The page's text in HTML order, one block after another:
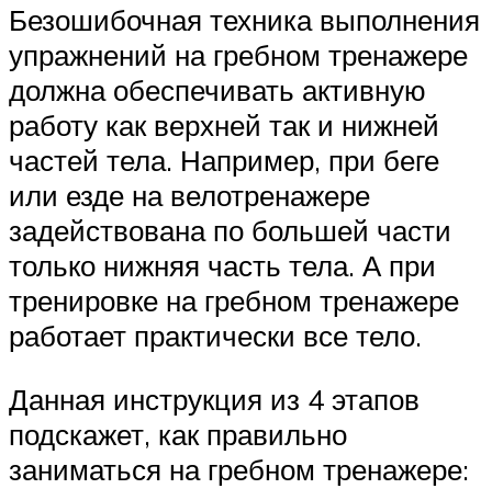
Безошибочная техника выполнения
упражнений на гребном тренажере
должна обеспечивать активную
работу как верхней так и нижней
частей тела. Например, при беге
или езде на велотренажере
задействована по большей части
только нижняя часть тела. А при
тренировке на гребном тренажере
работает практически все тело.
Данная инструкция из 4 этапов
подскажет, как правильно
заниматься на гребном тренажере: